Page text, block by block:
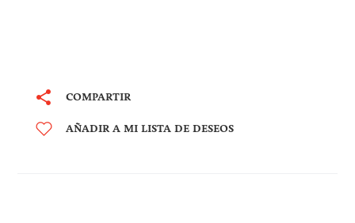
COMPARTIR
AÑADIR A MI LISTA DE DESEOS